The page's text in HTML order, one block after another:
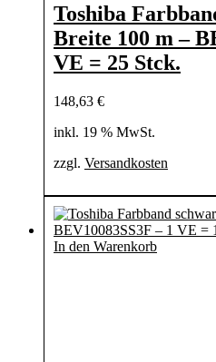
Toshiba
Breite 100 m –
VE = 25 Stck.
148,63 €
inkl. 19 % MwSt.
zzgl. Versandkosten
In den Warenkorb